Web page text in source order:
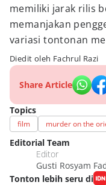
memiliki jarak rilis
memanjakan
variasi tontonan
Diedit oleh Fachrul Razi
Share Article
Topics
film murder on the
Editorial Team
Editor
Gusti Rosyam
Tonton lebih seru di